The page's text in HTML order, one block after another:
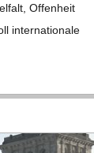
Offen­heit
inter­na­tio­nale